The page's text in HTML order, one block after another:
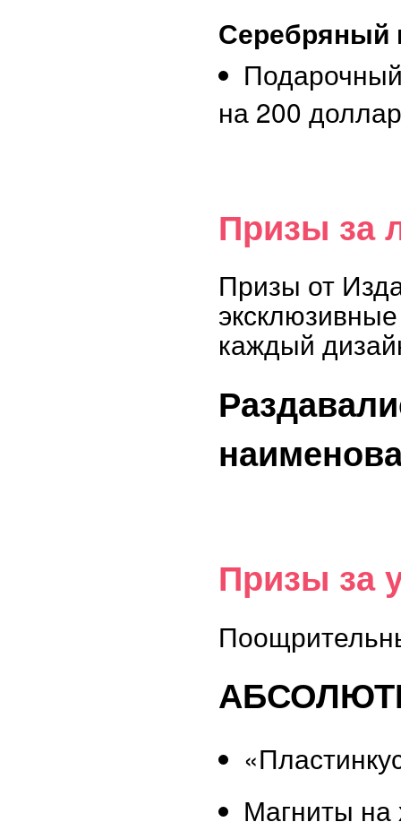
Серебряный
на 200
Призы за
Призы от
каждый
Призы за
Магниты на